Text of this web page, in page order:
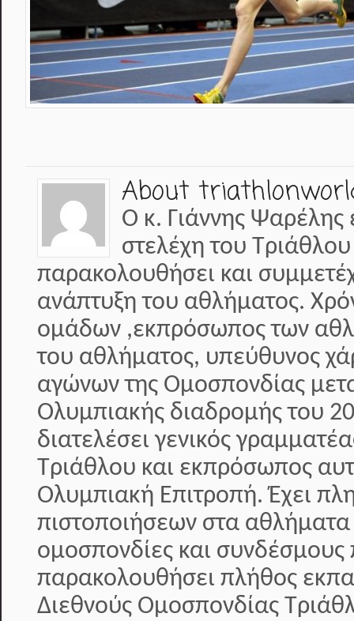
About
Ο κ. Γιάννης Ψαρέλης
στελέχη του
παρακολουθήσει και
ανάπτυξη του αθλήματος.
ομάδων ,εκπρόσωπος των
του αθλήματος, υπεύθυνος
αγώνων της Ομοσπονδίας
Ολυμπιακής διαδρομής του
διατελέσει γενικός
Τριάθλου και εκπρόσωπος
Ολυμπιακή Επιτροπή. Έχει
πιστοποιήσεων στα αθλήματα
ομοσπονδίες και συνδέσμους
παρακολουθήσει πλήθος
Διεθνούς Ομοσπονδίας